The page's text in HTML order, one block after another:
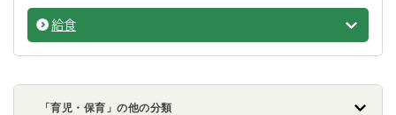
給食
保育所
「育児・保育」の他の分類